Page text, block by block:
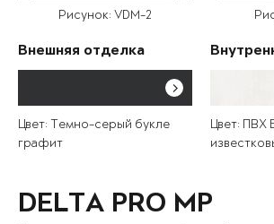
Рисунок: VDM-2
Внешняя отделка
Цвет: Темно-серый букле
графит
Цвет: ПВХ
DELTA PRO MP